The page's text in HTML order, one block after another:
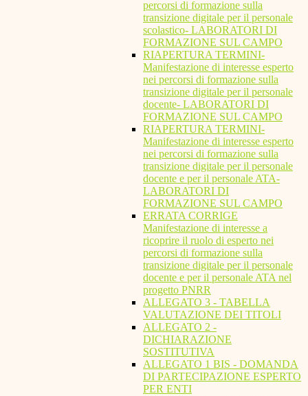
percorsi di formazione sulla
transizione digitale per il personale
scolastico- LABORATORI DI
FORMAZIONE SUL CAMPO
RIAPERTURA TERMINI-
Manifestazione di interesse esperto
nei percorsi di formazione sulla
transizione digitale per il personale
docente- LABORATORI DI
FORMAZIONE SUL CAMPO
RIAPERTURA TERMINI-
Manifestazione di interesse esperto
nei percorsi di formazione sulla
transizione digitale per il personale
docente e per il personale ATA-
LABORATORI DI
FORMAZIONE SUL CAMPO
ERRATA CORRIGE
Manifestazione di interesse a
ricoprire il ruolo di esperto nei
percorsi di formazione sulla
transizione digitale per il personale
docente e per il personale ATA nel
progetto PNRR
ALLEGATO 3 - TABELLA
VALUTAZIONE DEI TITOLI
ALLEGATO 2 -
DICHIARAZIONE
SOSTITUTIVA
ALLEGATO 1 BIS - DOMANDA
DI PARTECIPAZIONE ESPERTO
PER ENTI